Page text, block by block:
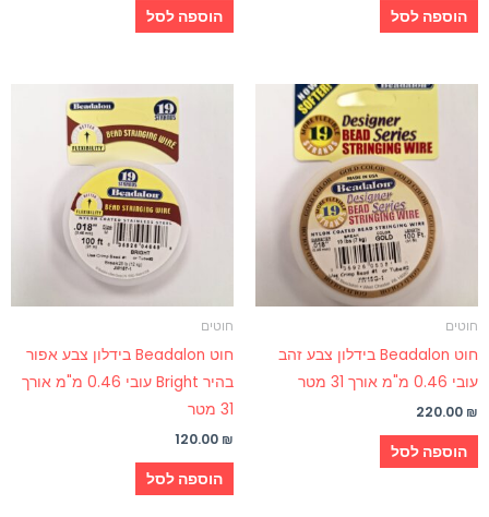
הוספה לסל הוספה לסל
חוטים
חוט Beadalon בידלון צבע זהב
עובי 0.46 מ"מ אורך 31 מטר
220.00 ₪
הוספה לסל
חוטים
חוט Beadalon בידלון צבע אפור
בהיר Bright עובי 0.46 מ"מ אורך
31 מטר
120.00 ₪
הוספה לסל